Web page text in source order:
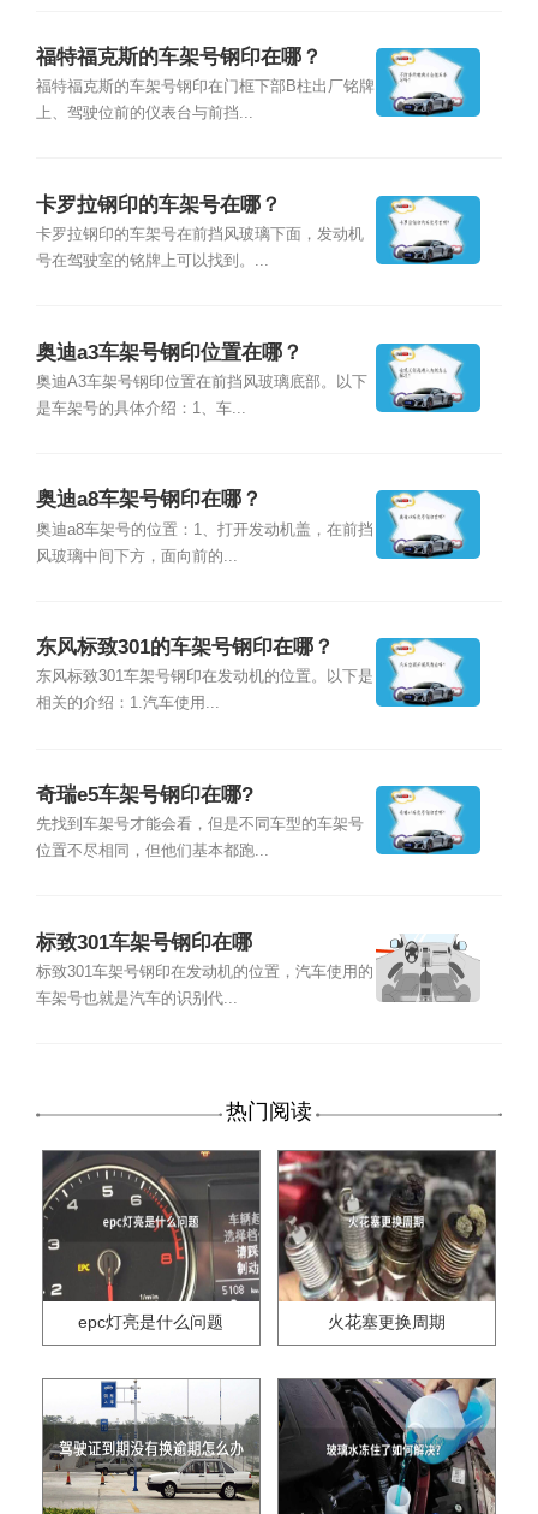
福特福克斯的车架号钢印在哪？
福特福克斯的车架号钢印在门框下部B柱出厂铭牌
上、驾驶位前的仪表台与前挡...
卡罗拉钢印的车架号在哪？
卡罗拉钢印的车架号在前挡风玻璃下面，发动机
号在驾驶室的铭牌上可以找到。...
奥迪a3车架号钢印位置在哪？
奥迪A3车架号钢印位置在前挡风玻璃底部。以下
是车架号的具体介绍：1、车...
奥迪a8车架号钢印在哪？
奥迪a8车架号的位置：1、打开发动机盖，在前挡
风玻璃中间下方，面向前的...
东风标致301的车架号钢印在哪？
东风标致301车架号钢印在发动机的位置。以下是
相关的介绍：1.汽车使用...
奇瑞e5车架号钢印在哪?
先找到车架号才能会看，但是不同车型的车架号
位置不尽相同，但他们基本都跑...
标致301车架号钢印在哪
标致301车架号钢印在发动机的位置，汽车使用的
车架号也就是汽车的识别代...
热门阅读
epc灯亮是什么问题 火花塞更换周期